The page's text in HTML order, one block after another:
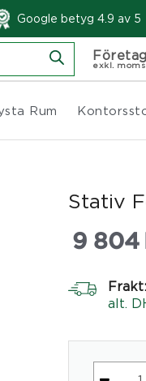
Google betyg 4.9 av 5
exkl. moms
Rum
Stativ
9 804
Frakt:
alt.